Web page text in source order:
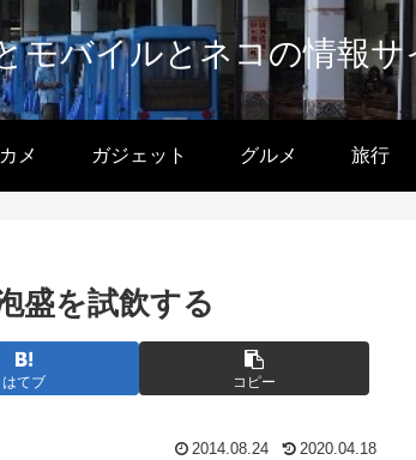
モバイルとネコの情報サ
メ ガジェット グルメ 旅行
盛を試飲する
はてブ コピー
2014.08.24 2020.04.18